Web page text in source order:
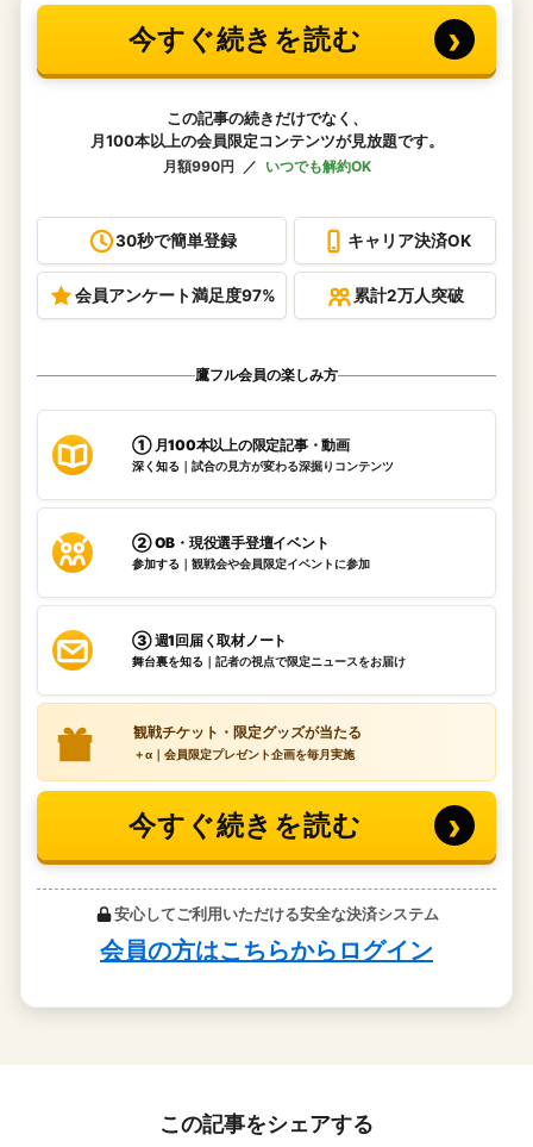
この記事をシェアする